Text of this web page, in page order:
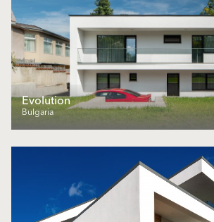
Еvolution
Bulgaria